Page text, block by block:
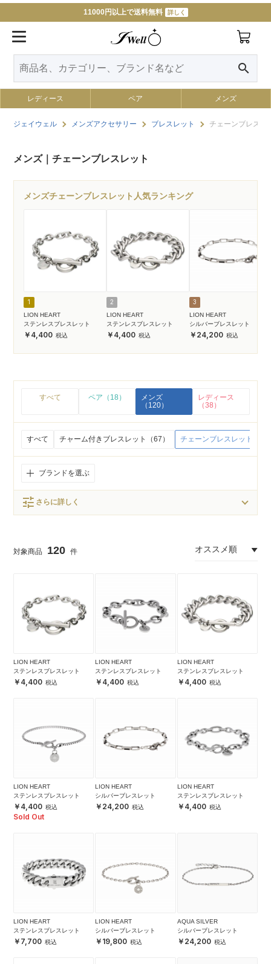
11000円以上で送料無料 詳しく
search
レディース ペア メンズ
ジェイウェル メンズアクセサリー ブレスレット チェーンブレスレ
メンズ｜チェーンブレスレット
メンズチェーンブレスレット人気ランキング
1
LION HEART
ステンレスブレスレット
4,400
2
LION HEART
ステンレスブレスレット
4,400
3
LION HEART
シルバーブレスレット
24,200
すべて ペア（18）
メンズ
（120）
レディース
（38）
すべて チャーム付きブレスレット（67） チェーンブレスレット（
ブランドを選ぶ
tune さらに詳しく
120
LION HEART
ステンレスブレスレット
4,400
LION HEART
ステンレスブレスレット
4,400
LION HEART
ステンレスブレスレット
4,400
LION HEART
ステンレスブレスレット
4,400
Sold Out
LION HEART
シルバーブレスレット
24,200
LION HEART
ステンレスブレスレット
4,400
LION HEART
ステンレスブレスレット
7,700
LION HEART
シルバーブレスレット
19,800
AQUA SILVER
シルバーブレスレット
24,200